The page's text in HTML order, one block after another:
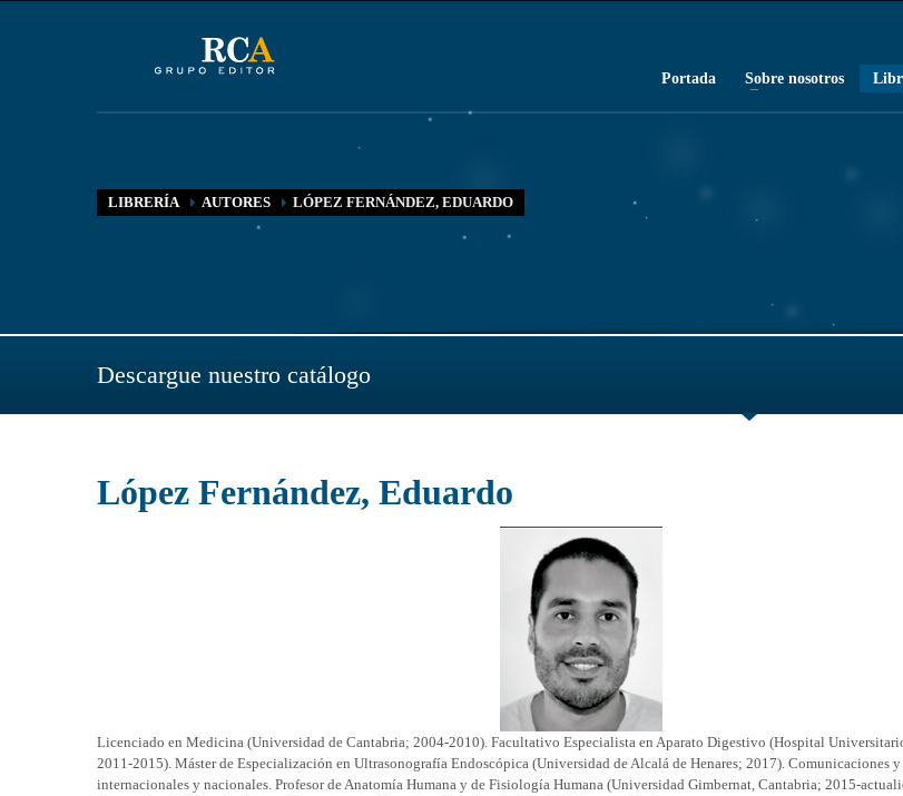
Portada Sobre nosotros
LIBRERÍA AUTORES LÓPEZ FERNÁNDEZ, EDUARDO
Descargue nuestro catálogo
López Fernández, Eduardo
Licenciado en Medicina (Universidad de Cantabria; 2004-2010). Facultativo Especialista en Aparato Digestivo (Hospital
2011-2015). Máster de Especialización en Ultrasonografía Endoscópica (Universidad de Alcalá de Henares; 2017). Comunicaciones y
internacionales y nacionales. Profesor de Anatomía Humana y de Fisiología Humana (Universidad Gimbernat, Cantabria; 2015-